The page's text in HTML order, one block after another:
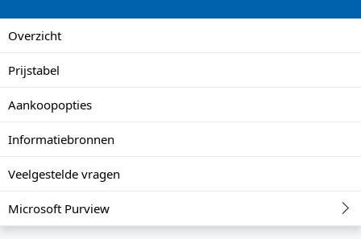
Overzicht
Prijstabel
Aankoopopties
Informatiebronnen
Veelgestelde vragen
Microsoft Purview